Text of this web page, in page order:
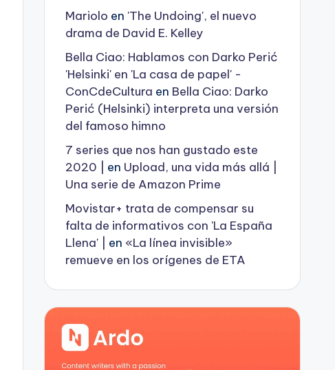
Mariolo en 'The Undoing', el nuevo
drama de David E. Kelley
Bella Ciao: Hablamos con Darko Perić
'Helsinki' en 'La casa de papel' -
ConCdeCultura en Bella Ciao: Darko
Perić (Helsinki) interpreta una versión
del famoso himno
7 series que nos han gustado este
2020 |
en Upload, una vida más allá |
Una serie de Amazon Prime
Movistar+ trata de compensar su
falta de informativos con 'La España
Llena' |
en «La línea invisible»
remueve en los orígenes de ETA